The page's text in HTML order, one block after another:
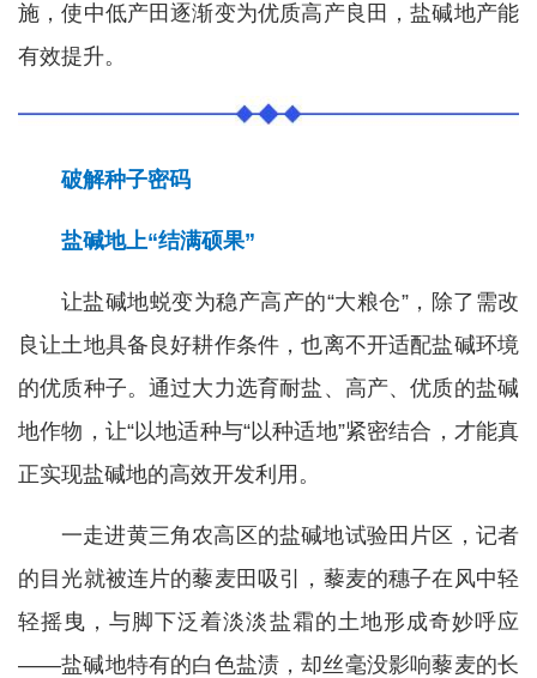
施，使中低产田逐渐变为优质高产良田，盐碱地产能
有效提升。
破解种子密码
盐碱地上“结满硕果”
让盐碱地蜕变为稳产高产的“大粮仓”，除了需改
良让土地具备良好耕作条件，也离不开适配盐碱环境
的优质种子。通过大力选育耐盐、高产、优质的盐碱
地作物，让“以地适种与“以种适地”紧密结合，才能真
正实现盐碱地的高效开发利用。
一走进黄三角农高区的盐碱地试验田片区，记者
的目光就被连片的藜麦田吸引，藜麦的穗子在风中轻
轻摇曳，与脚下泛着淡淡盐霜的土地形成奇妙呼应
——盐碱地特有的白色盐渍，却丝毫没影响藜麦的长